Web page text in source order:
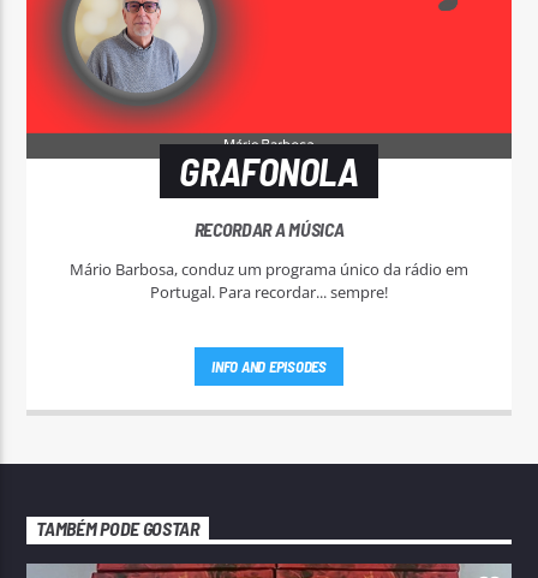
GRAFONOLA
RECORDAR A MÚSICA
Mário Barbosa, conduz um programa único da rádio em
Portugal. Para recordar... sempre!
INFO AND EPISODES
TAMBÉM PODE GOSTAR